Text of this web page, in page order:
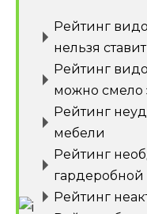
Рейтинг
нельзя
Рейтинг
можно смело
Рейтинг
мебели
Рейтинг
гардеробной
Рейтинг